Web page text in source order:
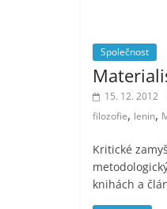
Společnost
15. 12. 2012
filozofie, lenin,
Kritické
knihách a